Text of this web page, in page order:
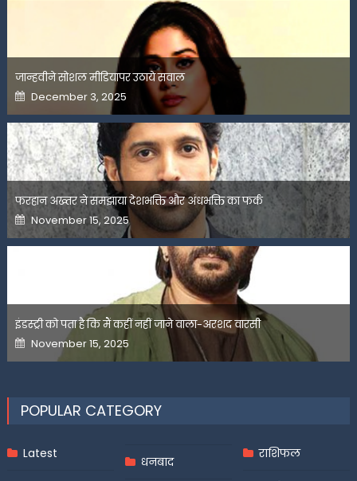
जान्हवीने सोशल मीडियापर उठाये सवाल
Posted
on
December 3, 2025
फरहान अख्तर ने समझाया देशभक्ति और अंधभक्ति का फर्क
Posted
on
November 15, 2025
इंडस्ट्री को पता है कि मैं कहीं नहीं जाने वाला-अरशद वारसी
Posted
on
November 15, 2025
POPULAR CATEGORY
Latest
धनबाद
राशिफल